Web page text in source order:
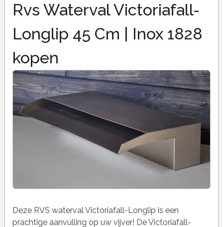
Rvs Waterval Victoriafall-
Longlip 45 Cm | Inox 1828
kopen
Deze RVS waterval Victoriafall-Longlip is een
prachtige aanvulling op uw vijver! De Victoriafall-